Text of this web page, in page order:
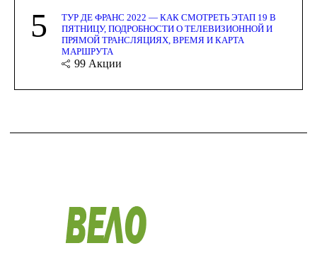
5
ТУР ДЕ ФРАНС 2022 — КАК СМОТРЕТЬ ЭТАП 19 В
ПЯТНИЦУ, ПОДРОБНОСТИ О ТЕЛЕВИЗИОННОЙ И
ПРЯМОЙ ТРАНСЛЯЦИЯХ, ВРЕМЯ И КАРТА
МАРШРУТА
99 Акции